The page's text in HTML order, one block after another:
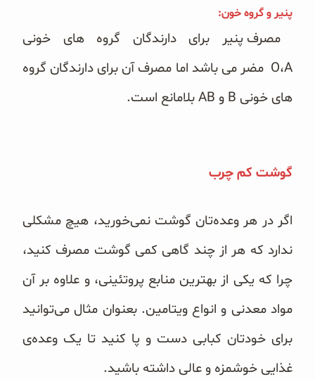
پنیر و گروه خون:
مصرف پنیر برای دارندگان گروه های خونی
O،A مضر می باشد اما مصرف آن برای دارندگان گروه
های خونی B و AB بلامانع است.
گوشت کم چرب
اگر در هر وعده‌تان گوشت نمی‌خورید، هیچ مشکلی
ندارد که هر از چند گاهی کمی گوشت مصرف کنید،
چرا که یکی از بهترین منابع پروتئینی، و علاوه بر آن
مواد معدنی و انواع ویتامین. بعنوان مثال می‌توانید
برای خودتان کبابی دست و پا کنید تا یک وعده‌ی
غذایی خوشمزه و عالی داشته باشید.